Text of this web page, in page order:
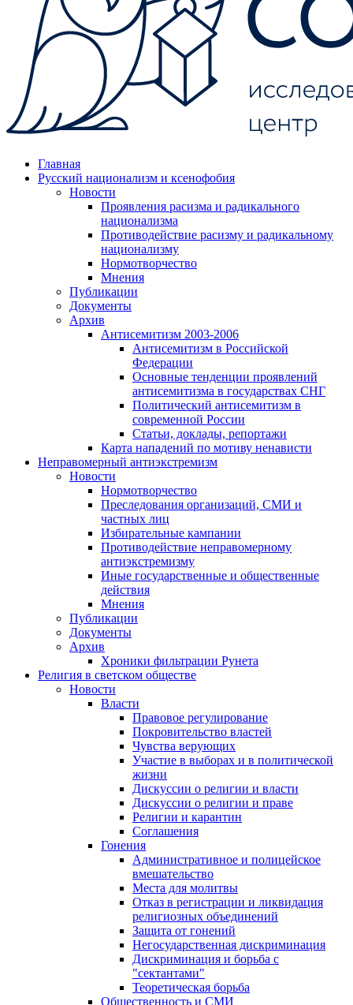
Главная
Русский национализм и ксенофобия
Новости
Проявления расизма и радикального
национализма
Противодействие расизму и радикальному
национализму
Нормотворчество
Мнения
Публикации
Документы
Архив
Антисемитизм 2003-2006
Антисемитизм в Российской
Федерации
Основные тенденции проявлений
антисемитизма в государствах СНГ
Политический антисемитизм в
современной России
Статьи, доклады, репортажи
Карта нападений по мотиву ненависти
Неправомерный антиэкстремизм
Новости
Нормотворчество
Преследования организаций, СМИ и
частных лиц
Избирательные кампании
Противодействие неправомерному
антиэкстремизму
Иные государственные и общественные
действия
Мнения
Публикации
Документы
Архив
Хроники фильтрации Рунета
Религия в светском обществе
Новости
Власти
Правовое регулирование
Покровительство властей
Чувства верующих
Участие в выборах и в политической
жизни
Дискуссии о религии и власти
Дискуссии о религии и праве
Религии и карантин
Соглашения
Гонения
Административное и полицейское
вмешательство
Места для молитвы
Отказ в регистрации и ликвидация
религиозных объединений
Защита от гонений
Негосударственная дискриминация
Дискриминация и борьба с
"сектантами"
Теоретическая борьба
Общественность и СМИ